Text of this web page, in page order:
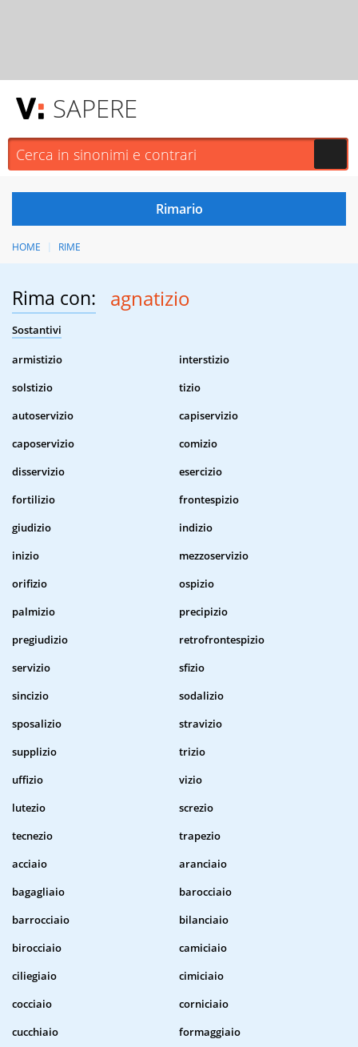
SAPERE
HOME RIME
Rima con: agnatizio
Sostantivi
armistizio
interstizio
solstizio
tizio
autoservizio
capiservizio
caposervizio
comizio
disservizio
esercizio
fortilizio
frontespizio
giudizio
indizio
inizio
mezzoservizio
orifizio
ospizio
palmizio
precipizio
pregiudizio
retrofrontespizio
servizio
sfizio
sincizio
sodalizio
sposalizio
stravizio
supplizio
trizio
uffizio
vizio
lutezio
screzio
tecnezio
trapezio
acciaio
aranciaio
bagagliaio
barocciaio
barrocciaio
bilanciaio
birocciaio
camiciaio
ciliegiaio
cimiciaio
cocciaio
corniciaio
cucchiaio
formaggiaio